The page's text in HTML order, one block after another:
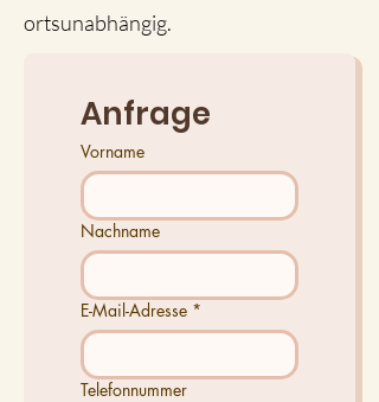
ortsunabhängig.
Anfrage
Vorname
Nachname
E-Mail-Adresse *
Telefonnummer